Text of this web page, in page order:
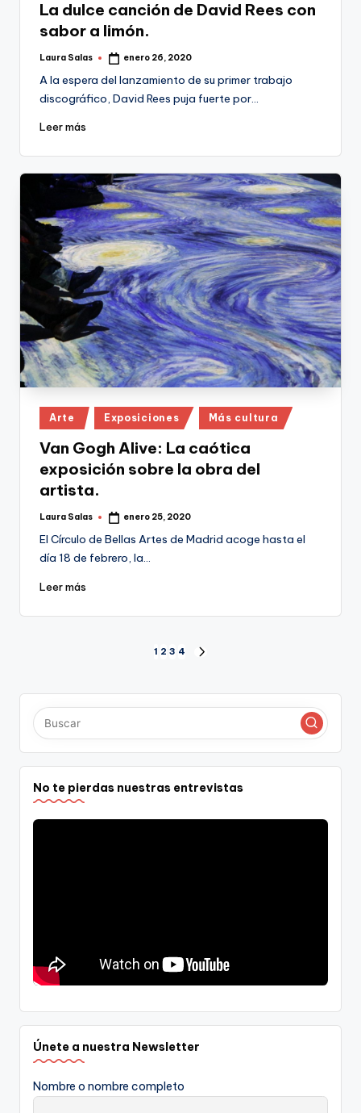
La dulce canción de David Rees con
sabor a limón.
Publicado
Laura Salas enero 26, 2020
A la espera del lanzamiento de su primer trabajo
discográfico, David Rees puja fuerte por…
Leer más
Publicado
en
Arte Exposiciones Más cultura
Van Gogh Alive: La caótica
exposición sobre la obra del
artista.
Publicado
Laura Salas enero 25, 2020
El Círculo de Bellas Artes de Madrid acoge hasta el
día 18 de febrero, la…
Leer más
de
entradas
1 2 3 4
No te pierdas nuestras entrevistas
Únete a nuestra Newsletter
Nombre o nombre completo